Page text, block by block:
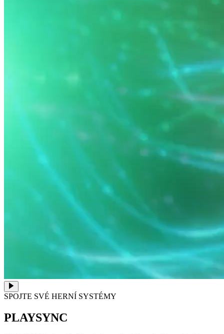
SPOJTE SVÉ HERNÍ SYSTÉMY
PLAYSYNC